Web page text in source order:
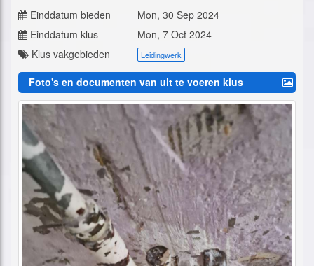
Einddatum bieden
Mon, 30 Sep 2024
Einddatum klus
Mon, 7 Oct 2024
Klus vakgebieden
Leidingwerk
Foto's en documenten van uit te voeren klus